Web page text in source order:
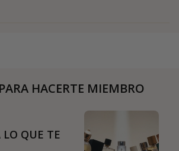
HACERTE MIEMBRO
QUE TE